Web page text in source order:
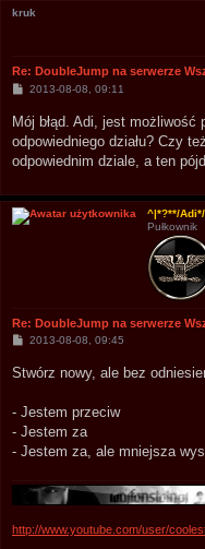
kruk
Re: DoubleJump na serwerze
P
s
t
2013-08-08, 09:11
Mój błąd. Adi, jest możliwość
odpowiedniego działu? Czy
odpowiednim dziale, a ten
^|*?**/
Pułkownik
Re: DoubleJump na serwerze
P
t
2013-08-08, 09:45
Stwórz nowy, ale bez
- Jestem przeciw
- Jestem za
- Jestem za, ale mniejsza
http://www.youtube.com/user/